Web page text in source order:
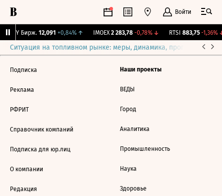
Войти
CNY Бирж. 12,091 +0,84%↑ IMOEX 2 283,78 -0,78%↓ RTSI 883,75 -1,36%↓
Ситуация на топливном рынке: меры, динамика, прогнозы
Подписка
Реклама
РФРИТ
Справочник компаний
Подписка для юр.лиц
О компании
Редакция
Наши проекты
ВЕДЫ
Город
Аналитика
Промышленность
Наука
Здоровье